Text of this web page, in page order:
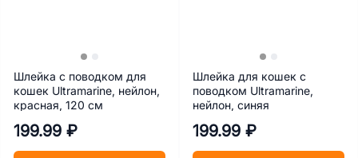
Шлейка с поводком для
кошек Ultramarine, нейлон,
красная, 120 см
199.99 ₽
Шлейка для кошек с
поводком Ultramarine,
нейлон, синяя
199.99 ₽